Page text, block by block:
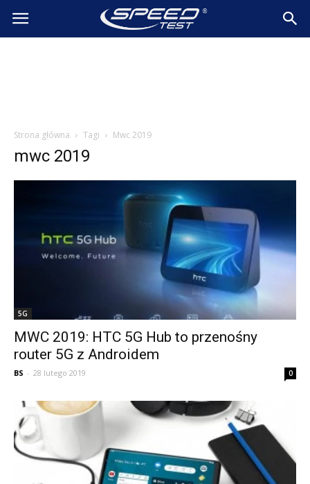
SpeedTest.pl
Strona główna Tagi Mwc 2019
mwc 2019
5G
MWC 2019: HTC 5G Hub to przenośny
router 5G z Androidem
BS - 28 lutego 2019 0